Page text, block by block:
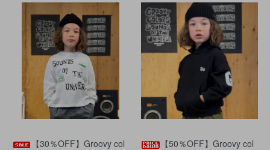
【30％OFF】Groovy col
【50％OFF】Groovy col